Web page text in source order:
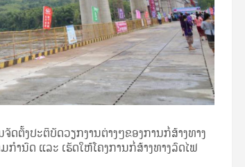
ຕັ້ງປະຕິບັດວຽກງານຕ່າງໆຂອງການກໍ່ສ້າງທາງ
ກຳນົດ ແລະ ເຮັດໃຫ້ໂຄງການກໍ່ສ້າງທາງລົດໄຟ